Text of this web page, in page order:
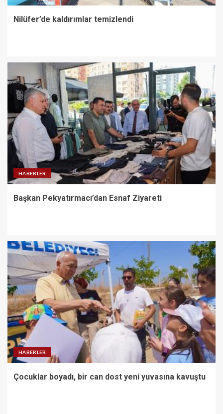
Nilüfer’de kaldırımlar temizlendi
HABERLER
Başkan Pekyatırmacı’dan Esnaf Ziyareti
HABERLER
Çocuklar boyadı, bir can dost yeni yuvasına kavuştu